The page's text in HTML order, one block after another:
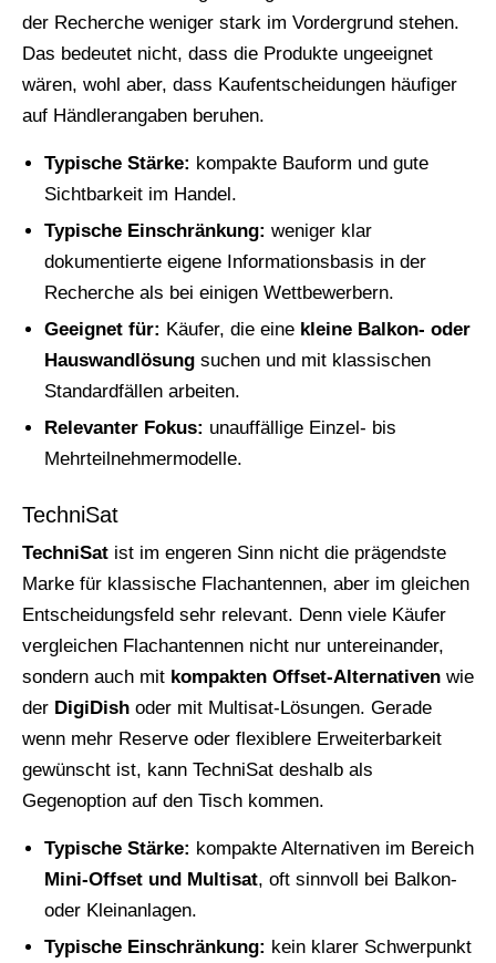
der Recherche weniger stark im Vordergrund stehen.
Das bedeutet nicht, dass die Produkte ungeeignet
wären, wohl aber, dass Kaufentscheidungen häufiger
auf Händlerangaben beruhen.
Typische Stärke: kompakte Bauform und gute
Sichtbarkeit im Handel.
Typische Einschränkung: weniger klar
dokumentierte eigene Informationsbasis in der
Recherche als bei einigen Wettbewerbern.
Geeignet für: Käufer, die eine kleine Balkon- oder
Hauswandlösung suchen und mit klassischen
Standardfällen arbeiten.
Relevanter Fokus: unauffällige Einzel- bis
Mehrteilnehmermodelle.
TechniSat
TechniSat ist im engeren Sinn nicht die prägendste
Marke für klassische Flachantennen, aber im gleichen
Entscheidungsfeld sehr relevant. Denn viele Käufer
vergleichen Flachantennen nicht nur untereinander,
sondern auch mit kompakten Offset-Alternativen wie
der DigiDish oder mit Multisat-Lösungen. Gerade
wenn mehr Reserve oder flexiblere Erweiterbarkeit
gewünscht ist, kann TechniSat deshalb als
Gegenoption auf den Tisch kommen.
Typische Stärke: kompakte Alternativen im Bereich
Mini-Offset und Multisat, oft sinnvoll bei Balkon-
oder Kleinanlagen.
Typische Einschränkung: kein klarer Schwerpunkt